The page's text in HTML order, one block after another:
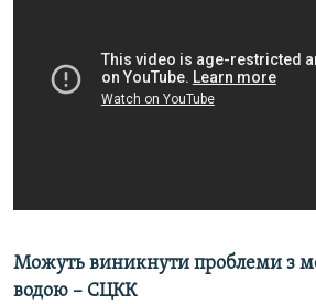
Можуть виникнути проблеми з
водою – СЦКК